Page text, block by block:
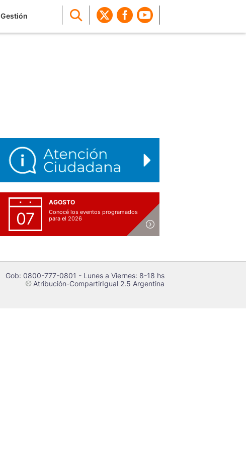
Gestión
07
AGOSTO
Conocé los eventos programados
para el 2026
Gob: 0800-777-0801 - Lunes a Viernes: 8-18 hs
cAtribución-CompartirIgual 2.5 Argentina